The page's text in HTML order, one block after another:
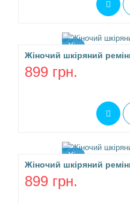
Хіт
Жіночий шкіряний
899 грн.
Хіт
Жіночий шкіряний
899 грн.